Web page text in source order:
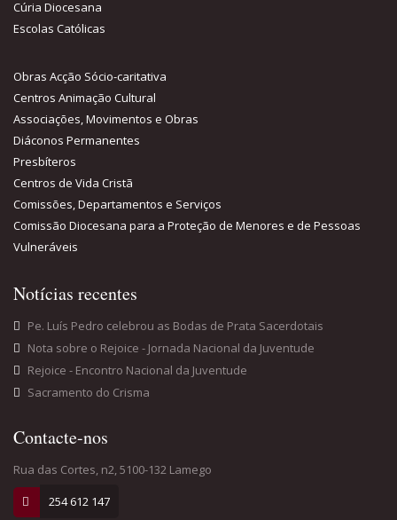
Cúria Diocesana
Escolas Católicas
Obras Acção Sócio-caritativa
Centros Animação Cultural
Associações, Movimentos e Obras
Diáconos Permanentes
Presbíteros
Centros de Vida Cristã
Comissões, Departamentos e Serviços
Comissão Diocesana para a Proteção de Menores e de Pessoas
Vulneráveis
Notícias recentes
Pe. Luís Pedro celebrou as Bodas de Prata Sacerdotais
Nota sobre o Rejoice - Jornada Nacional da Juventude
Rejoice - Encontro Nacional da Juventude
Sacramento do Crisma
Contacte-nos
Rua das Cortes, n2, 5100-132 Lamego
254 612 147